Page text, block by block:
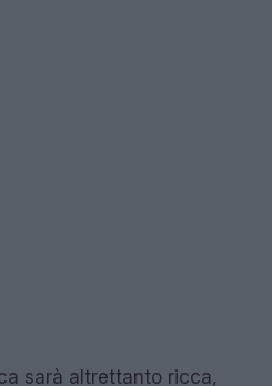
sarà altrettanto ricca,